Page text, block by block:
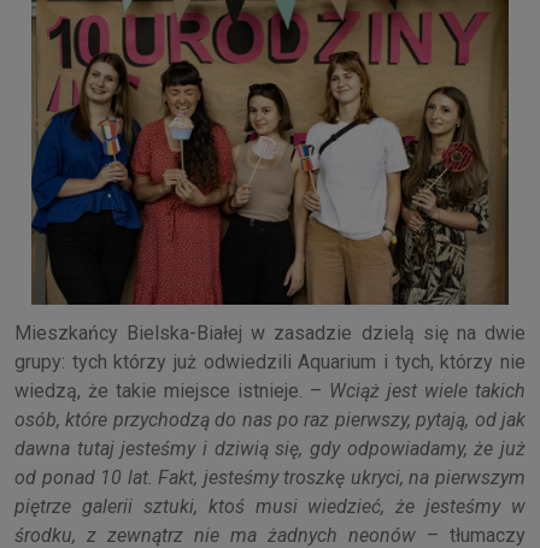
Mieszkańcy Bielska-Białej w zasadzie dzielą się na dwie
grupy: tych którzy już odwiedzili Aquarium i tych, którzy nie
wiedzą, że takie miejsce istnieje. – Wciąż jest wiele takich
osób, które przychodzą do nas po raz pierwszy, pytają, od jak
dawna tutaj jesteśmy i dziwią się, gdy odpowiadamy, że już
od ponad 10 lat. Fakt, jesteśmy troszkę ukryci, na pierwszym
piętrze galerii sztuki, ktoś musi wiedzieć, że jesteśmy w
środku, z zewnątrz nie ma żadnych neonów – tłumaczy